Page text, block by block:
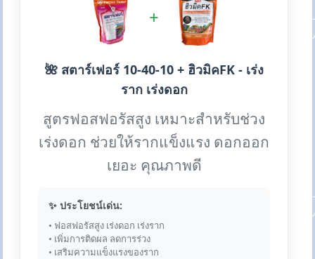
+
🌺 สตาร์เฟอร์ 10-40-10 + ฮิวมิคFK - เร่ง
ราก เร่งดอก
สูตรฟอสฟอรัสสูง เหมาะสำหรับช่วง
เร่งดอก ช่วยให้รากแข็งแรง ดอกออก
เยอะ คุณภาพดี
✨ ประโยชน์เด่น:
• ฟอสฟอรัสสูง เร่งดอก เร่งราก
• เพิ่มการติดผล ลดการร่วง
• เสริมความแข็งแรงของราก